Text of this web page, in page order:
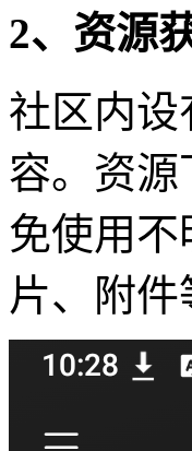
2、资源
社区内
容。资
免使用
片、附件